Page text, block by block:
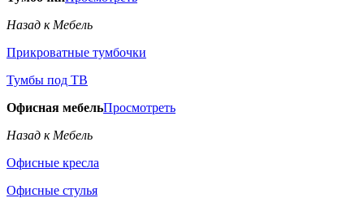
Назад к Мебель
Прикроватные тумбочки
Тумбы под ТВ
Офисная мебельПросмотреть
Назад к Мебель
Офисные кресла
Офисные стулья